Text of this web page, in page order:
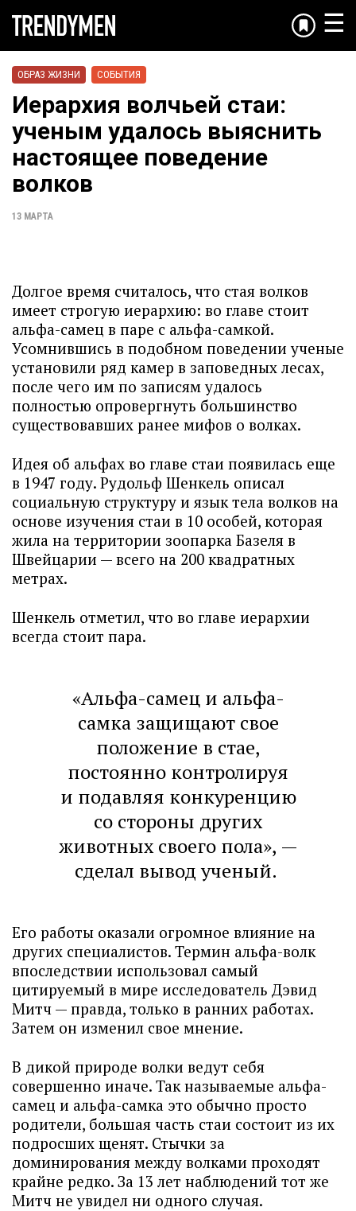
☰
ОБРАЗ ЖИЗНИ СОБЫТИЯ
Иерархия волчьей стаи:
ученым удалось выяснить
настоящее поведение
волков
13 МАРТА
Долгое время считалось, что стая волков
имеет строгую иерархию: во главе стоит
альфа-самец в паре с альфа-самкой.
Усомнившись в подобном поведении ученые
установили ряд камер в заповедных лесах,
после чего им по записям удалось
полностью опровергнуть большинство
существовавших ранее мифов о волках.
Идея об альфах во главе стаи появилась еще
в 1947 году. Рудольф Шенкель описал
социальную структуру и язык тела волков на
основе изучения стаи в 10 особей, которая
жила на территории зоопарка Базеля в
Швейцарии — всего на 200 квадратных
метрах.
Шенкель отметил, что во главе иерархии
всегда стоит пара.
«Альфа-самец и альфа-
самка защищают свое
положение в стае,
постоянно контролируя
и подавляя конкуренцию
со стороны других
животных своего пола», —
сделал вывод ученый.
Его работы оказали огромное влияние на
других специалистов. Термин альфа-волк
впоследствии использовал самый
цитируемый в мире исследователь Дэвид
Митч — правда, только в ранних работах.
Затем он изменил свое мнение.
В дикой природе волки ведут себя
совершенно иначе. Так называемые альфа-
самец и альфа-самка это обычно просто
родители, большая часть стаи состоит из их
подросших щенят. Стычки за
доминирования между волками проходят
крайне редко. За 13 лет наблюдений тот же
Митч не увидел ни одного случая.